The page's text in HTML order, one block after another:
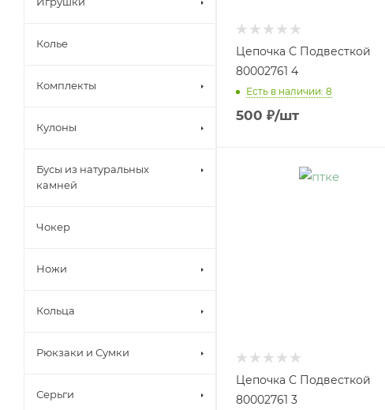
Цепочка С Подвесткой
80002761 4
Есть в наличии: 8
500 ₽/шт
Цепочка С Подвесткой
80002761 3
Колье
Комплекты
Кулоны
Бусы из натуральных
камней
Чокер
Ножи
Кольца
Рюкзаки и Сумки
Серьги